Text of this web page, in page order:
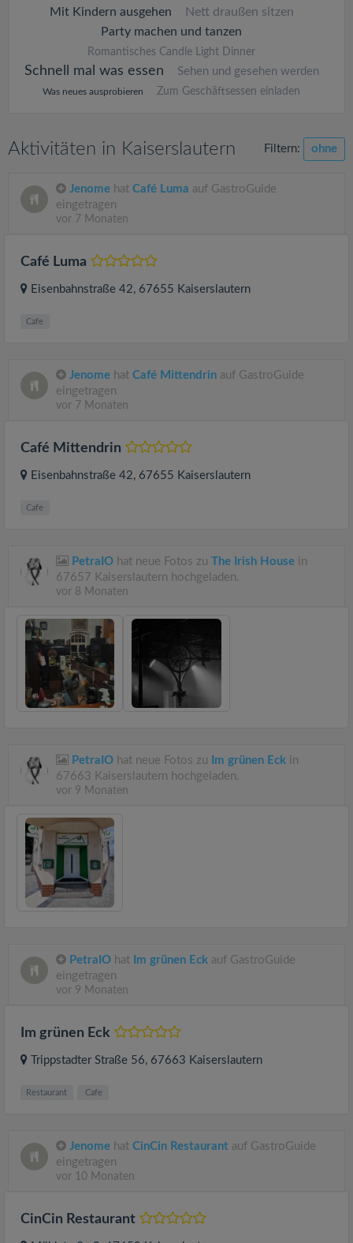
Mit Kindern ausgehen
Nett draußen sitzen
Party machen und tanzen
Romantisches Candle Light Dinner
Schnell mal was essen Sehen und gesehen werden
Was neues ausprobieren Zum Geschäftsessen einladen
Aktivitäten in Kaiserslautern Filtern: ohne
Jenome hat Café Luma auf GastroGuide
eingetragen
vor 7 Monaten
Café Luma
Eisenbahnstraße 42, 67655 Kaiserslautern
Cafe
Jenome hat Café Mittendrin auf GastroGuide
eingetragen
vor 7 Monaten
Café Mittendrin
Eisenbahnstraße 42, 67655 Kaiserslautern
Cafe
PetraIO hat neue Fotos zu The Irish House in
67657 Kaiserslautern hochgeladen.
vor 8 Monaten
PetraIO hat neue Fotos zu Im grünen Eck in
67663 Kaiserslautern hochgeladen.
vor 9 Monaten
PetraIO hat Im grünen Eck auf GastroGuide
eingetragen
vor 9 Monaten
Im grünen Eck
Trippstadter Straße 56, 67663 Kaiserslautern
Restaurant Cafe
Jenome hat CinCin Restaurant auf GastroGuide
eingetragen
vor 10 Monaten
CinCin Restaurant